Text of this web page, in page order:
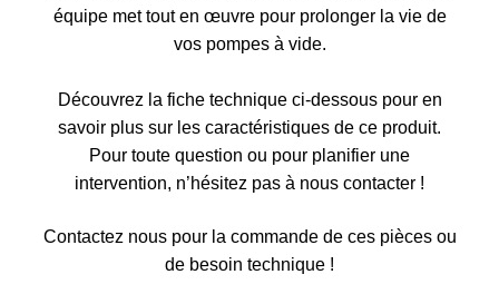
équipe met tout en œuvre pour prolonger la vie de
vos pompes à vide.
Découvrez la fiche technique ci-dessous pour en
savoir plus sur les caractéristiques de ce produit.
Pour toute question ou pour planifier une
intervention, n’hésitez pas à nous contacter !
Contactez nous pour la commande de ces pièces ou
de besoin technique !